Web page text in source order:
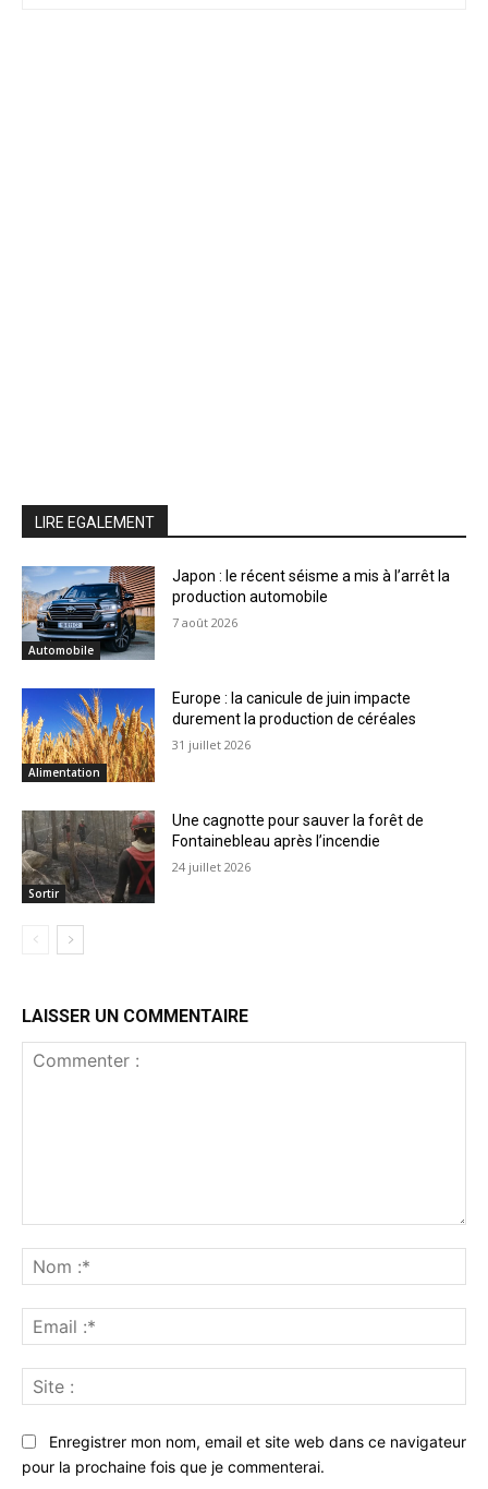
LIRE EGALEMENT
Automobile
Japon : le récent séisme a mis à l’arrêt la
production automobile
7 août 2026
Alimentation
Europe : la canicule de juin impacte
durement la production de céréales
31 juillet 2026
Sortir
Une cagnotte pour sauver la forêt de
Fontainebleau après l’incendie
24 juillet 2026
LAISSER UN COMMENTAIRE
:*
:*
:
Enregistrer mon nom, email et site web dans ce navigateur
pour la prochaine fois que je commenterai.